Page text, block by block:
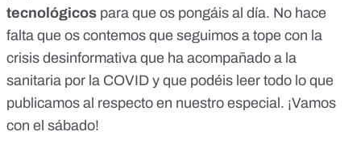
tecnológicos para que os pongáis al día. No hace
falta que os contemos que seguimos a tope con la
crisis desinformativa que ha acompañado a la
sanitaria por la COVID y que podéis leer todo lo que
publicamos al respecto en nuestro especial . ¡Vamos
con el sábado!